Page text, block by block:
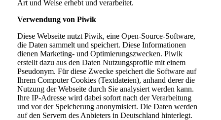
Art und Weise erhebt und verarbeitet.
Verwendung von Piwik
Diese Webseite nutzt Piwik, eine Open-Source-Software,
die Daten sammelt und speichert. Diese Informationen
dienen Marketing- und Optimierungszwecken. Piwik
erstellt dazu aus den Daten Nutzungsprofile mit einem
Pseudonym. Für diese Zwecke speichert die Software auf
Ihrem Computer Cookies (Textdateien), anhand derer die
Nutzung der Webseite durch Sie analysiert werden kann.
Ihre IP-Adresse wird dabei sofort nach der Verarbeitung
und vor der Speicherung anonymisiert. Die Daten werden
auf den Servern des Anbieters in Deutschland hinterlegt.